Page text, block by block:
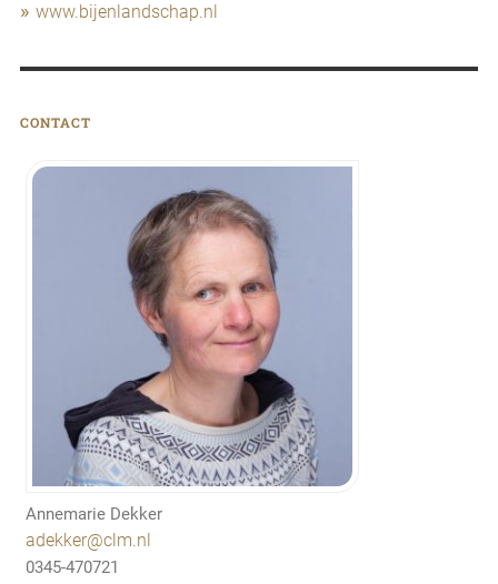
www.bijenlandschap.nl
CONTACT
Annemarie Dekker
adekker@clm.nl
0345-470721